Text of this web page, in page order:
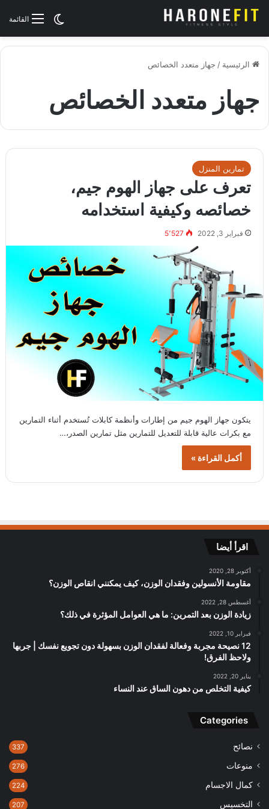
القائمةالوضع
الرئيسية / جهاز متعدد الخصائص
جهاز متعدد الخصائص
تمارين المنزل
تعرف على جهاز الهوم جيم،
خصائصه وكيفية استخدامه
فبراير 3, 2022 5٬527
يتكون جهاز الهوم جيم من إطارات وأنظمة كابلات تُستخدم أثناء التمارين
مع بكرات عالية قابلة للتعديل للتمارين مثل تمارين الصدر،…
أكمل القراءة »
اقرأ أيضا
أكتوبر 28, 2020
مقاومة الأنسولين وفقدان الوزن، كيف يمكنني انقاص الوزن؟
أغسطس 28, 2022
زيادة الوزن بعد التمرين: ما هي العوامل المؤثرة في ذلك؟
فبراير 10, 2022
12 نصيحة مجربة وفعالة لفقدان الوزن بسهولة دون تجويع نفسك | جربها
ولاحظ الفرق!
يناير 20, 2022
كيفية التخلص من دهون الساق عند النساء
Categories
نصائح 337
منوعات 276
كمال الاجسام 224
التخسيس 207